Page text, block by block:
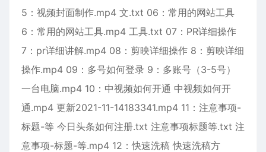
5：视频封面制作.mp4 文.txt 06：常用的网站工具
6：常用的网站工具.mp4 工具.txt 07：PR详细操作
7：pr详细讲解.mp4 08：剪映详细操作 8：剪映详细
操作.mp4 09：多号如何登录 9：多账号（3-5号）
一台电脑.mp4 10：中视频如何开通 中视频如何开
通.mp4 更新2021-11-14183341.mp4 11：注意事项-
标题-等 今日头条如何注册.txt 注意事项标题等.txt 注
意事项-标题-等.mp4 12：快速洗稿 快速洗稿方